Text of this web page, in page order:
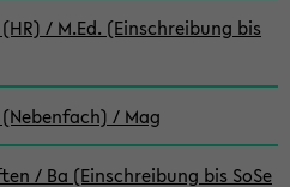
/ M.Ed. (Einschreibung bis
/ Mag
/ Ba (Einschreibung bis SoSe